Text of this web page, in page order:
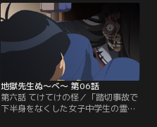
る日、なんとベッドで寝ながら人の
秘密をのぞき見ることに成功。「千
里眼の能力ゲット！」と喜んでいた
が、ある日クラスメイトたちから
禍々しいものを見るような目で詰め
地獄先生ぬ～べ～ 第06話
第六話 てけてけの怪／「踏切事故で
下半身をなくした女子中学生の霊